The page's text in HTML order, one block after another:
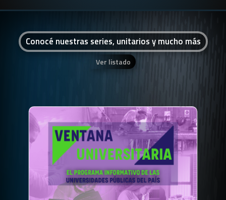
Conocé nuestras series, unitarios y mucho más
Ver listado